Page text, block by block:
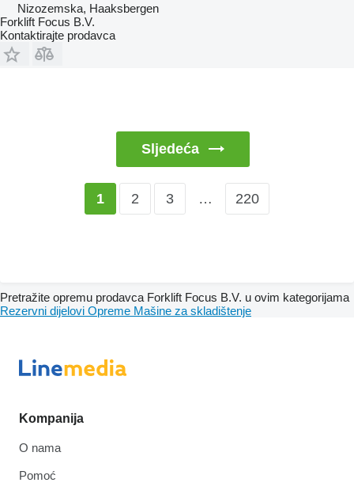
Nizozemska, Haaksbergen
Forklift Focus B.V.
Kontaktirajte prodavca
Sljedeća
1 2 3 … 220
Pretražite opremu prodavca Forklift Focus B.V. u ovim kategorijama
Rezervni dijelovi Opreme Mašine za skladištenje
Kompanija
O nama
Pomoć